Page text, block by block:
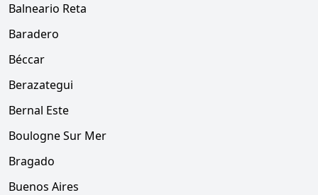
Balneario Reta
Baradero
Béccar
Berazategui
Bernal Este
Boulogne Sur Mer
Bragado
Buenos Aires